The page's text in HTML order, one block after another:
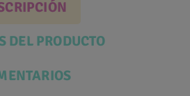
DEL PRODUCTO